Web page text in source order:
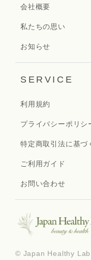
© Japan Healthy Lab
会社概要
私たちの思い
お知らせ
SERVICE
利用規約
プライバシーポリシ
特定商取引法に基づ
ご利用ガイド
お問い合わせ